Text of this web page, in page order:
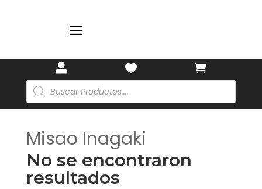
a
 

Búsqueda
de
productos
Misao Inagaki
No se encontraron
resultados